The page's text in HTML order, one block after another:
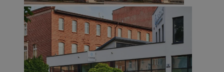
SessID
zabrze.com.pl
QeSessID zabrze.com.pl
MvSessID zabrze.com.pl